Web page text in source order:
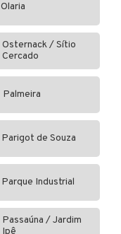
Olaria
Osternack / Sítio
Cercado
Palmeira
Parigot de Souza
Parque Industrial
Passaúna / Jardim
Ipê